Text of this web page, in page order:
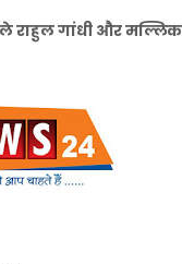
गांधी और